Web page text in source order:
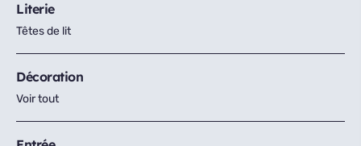
Literie
Têtes de lit
Décoration
Voir tout